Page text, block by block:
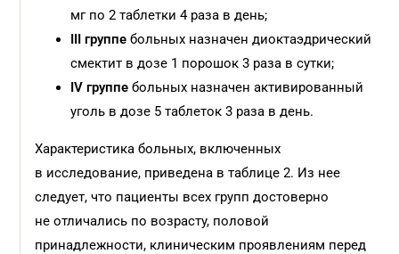
мг по 2 таблетки 4 раза в день;
III группебольных назначен диоктаэдрический
смектит в дозе 1 порошок 3 раза в сутки;
IV группе больных назначен активированный
уголь в дозе 5 таблеток 3 раза в день.
Характеристика больных, включенных
в исследование, приведена в таблице 2. Из нее
следует, что пациенты всех групп достоверно
не отличались по возрасту, половой
принадлежности, клиническим проявлениям перед